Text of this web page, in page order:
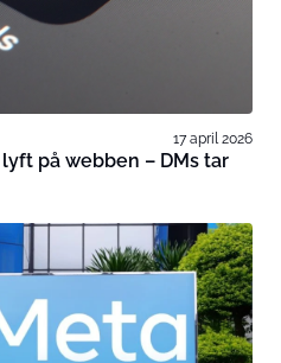
17 april 2026
på webben – DMs tar